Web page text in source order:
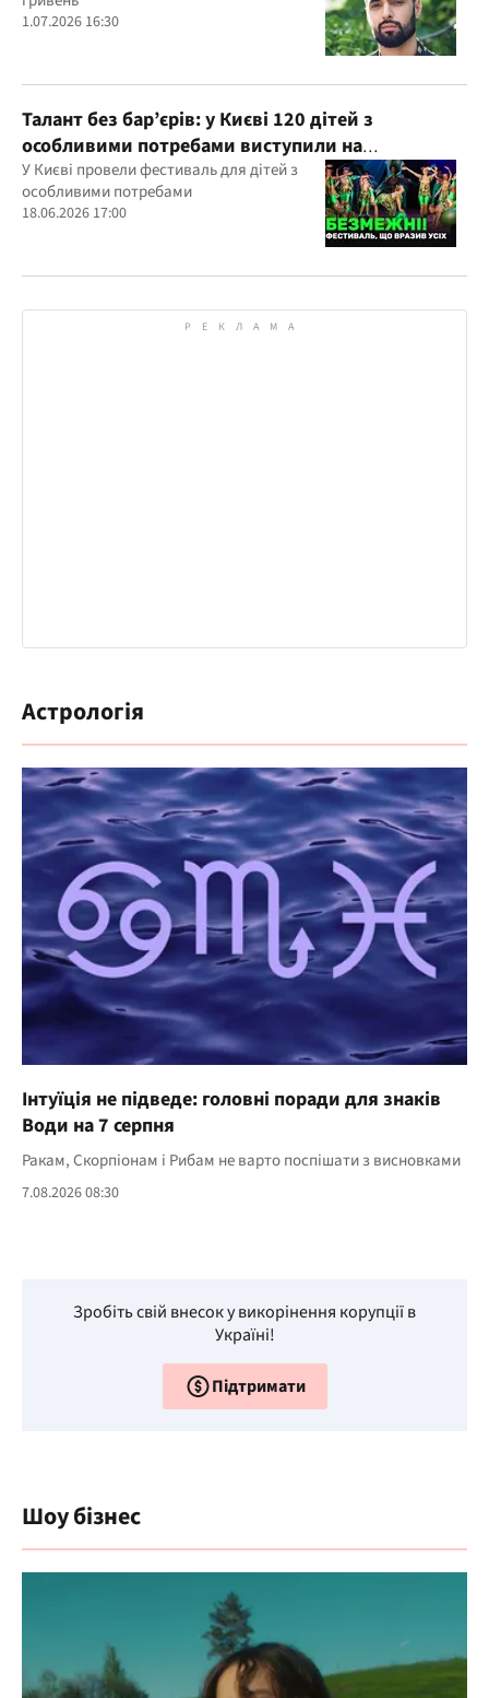
1.07.2026 16:30
Талант без бар’єрів: у Києві 120 дітей з
особливими потребами виступили на
всеукраїнському фестивалі
У Києві провели фестиваль для дітей з
особливими потребами
18.06.2026 17:00
Астрологія
Інтуїція не підведе: головні поради для знаків
Води на 7 серпня
Ракам, Скорпіонам і Рибам не варто поспішати з висновками
7.08.2026 08:30
Зробіть свій внесок у викорінення корупції в
Україні!
Підтримати
Шоу бізнес